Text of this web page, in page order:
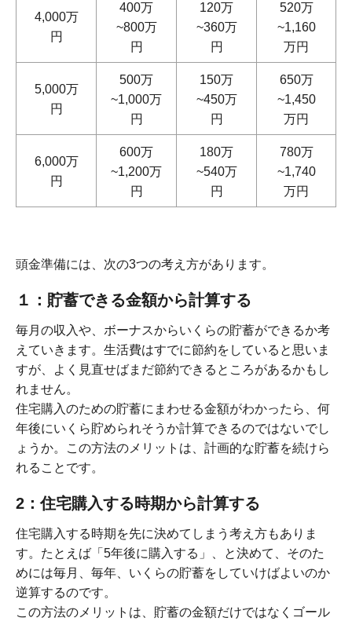
4,000万
円
400万
~800万
円
120万
~360万
円
520万
~1,160
万円
5,000万
円
500万
~1,000万
円
150万
~450万
円
650万
~1,450
万円
6,000万
円
600万
~1,200万
円
180万
~540万
円
780万
~1,740
万円
頭金準備には、次の3つの考え方があります。
１：貯蓄できる金額から計算する
毎月の収入や、ボーナスからいくらの貯蓄ができるか考
えていきます。生活費はすでに節約をしていると思いま
すが、よく見直せばまだ節約できるところがあるかもし
れません。
住宅購入のための貯蓄にまわせる金額がわかったら、何
年後にいくら貯められそうか計算できるのではないでし
ょうか。この方法のメリットは、計画的な貯蓄を続けら
れることです。
2：住宅購入する時期から計算する
住宅購入する時期を先に決めてしまう考え方もありま
す。たとえば「5年後に購入する」、と決めて、そのた
めには毎月、毎年、いくらの貯蓄をしていけばよいのか
逆算するのです。
この方法のメリットは、貯蓄の金額だけではなくゴール